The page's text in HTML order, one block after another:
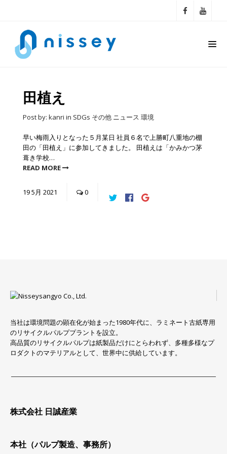
田植え
Post by: kanri in SDGs その他 ニュース 環境
早い梅雨入りとなった５月某日 社員６名で上勝町八重地の棚
田の「田植え」に参加してきました。 田植えは「かみかつ茅
葺き学校…
READ MORE
195月 2021 0
当社は環境問題の顕在化が始まった1980年代に、ラミネート古紙専用
のリサイクルパルププラントを設立。
高品質のリサイクルパルプは紙製品だけにとらわれず、多種多様なプ
ロダクトのマテリアルとして、世界中に供給しています。
株式会社 日誠産業
本社（パルプ製造、事務所）